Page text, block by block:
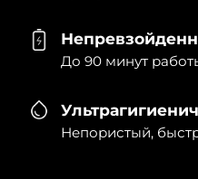
До 90 минут
Непористый,